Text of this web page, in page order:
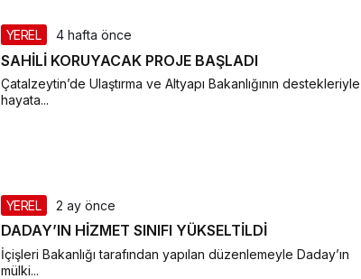
YEREL 4 hafta önce
SAHİLİ KORUYACAK PROJE BAŞLADI
Çatalzeytin’de Ulaştırma ve Altyapı Bakanlığının destekleriyle
hayata...
YEREL 2 ay önce
DADAY’IN HİZMET SINIFI YÜKSELTİLDİ
İçişleri Bakanlığı tarafından yapılan düzenlemeyle Daday’ın
mülki...